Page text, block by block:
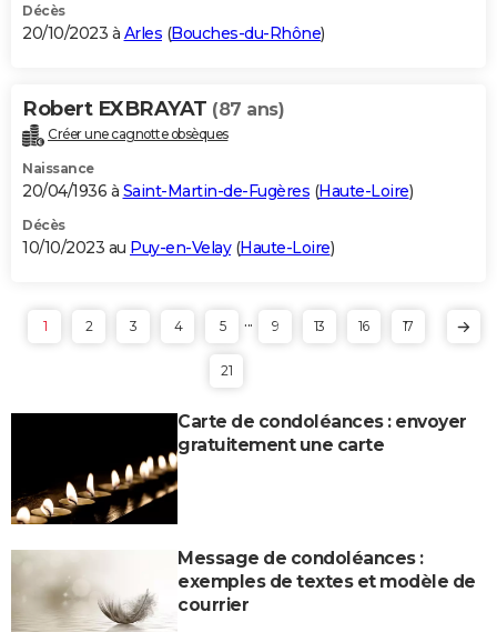
Décès
20/10/2023 à Arles (Bouches-du-Rhône)
Robert EXBRAYAT (87 ans)
Créer une cagnotte obsèques
Naissance
20/04/1936 à Saint-Martin-de-Fugères (Haute-Loire)
Décès
10/10/2023 au Puy-en-Velay(Haute-Loire)
1 2 3 4 5 ... 9 13 16 17
21
Carte de condoléances : envoyer
gratuitement une carte
Message de condoléances :
exemples de textes et modèle de
courrier